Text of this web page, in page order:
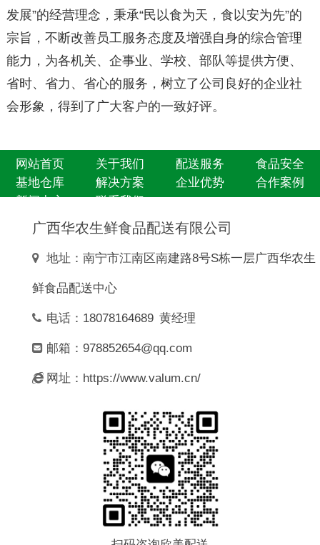
发展”的经营理念，秉承“民以食为天，食以安为先”的
宗旨，不断改善员工服务态度及增强自身的综合管理
能力，为各机关、企事业、学校、部队等提供方便、
省时、省力、省心的服务，树立了公司良好的企业社
会形象，得到了广大客户的一致好评。
网站首页 关于我们 配送服务
食品安全
基地仓库
解决方案 企业优势
合作案例
新闻中心
联系我们
广西华农生鲜食品配送有限公司
地址：南宁市江南区南建路8号S栋一层广西华农生
鲜食品配送中心
电话：18078164689 黄经理
邮箱：978852654@qq.com
网址：https://www.valum.cn/